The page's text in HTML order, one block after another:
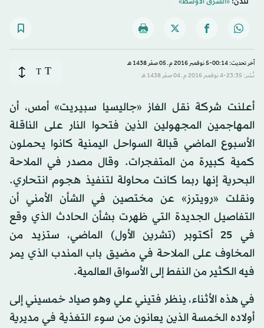
آخر تحديث: 00:14-5 نوفمبر 2016 م ـ 05 صفَر 1438 هـ
نُشر: 23:35-4 نوفمبر 2016 م ـ 04 صفَر 1438 هـ
T
T
أعلنت شركة نقل الغاز «جاليسيا سبيريت» أمس، أن
المهاجمين المجهولين الذين فتحوا النار على الناقلة
الأسبوع الماضي قبالة السواحل اليمنية كانوا يحملون
كمية كبيرة من المتفجرات. وقال مصدر في الملاحة
البحرية إنها ربما كانت محاولة لتنفيذ هجوم انتحاري.
ونقلت «رويترز» عن مختصين في الشأن الأمني أن
التفاصيل الجديدة التي ظهرت بشأن الحادث الذي وقع
في 25 أكتوبر (تشرين الأول) الماضي، ستزيد من
المخاوف على الملاحة في مضيق باب المندب الذي يمر
فيه الكثير من النفط إلى الأسواق العالمية.
في هذه الأثناء، ينظر فتيني علي وهو صياد خمسيني إلى
أولاده الخمسة الذين يعانون من سوء التغذية في مديرية